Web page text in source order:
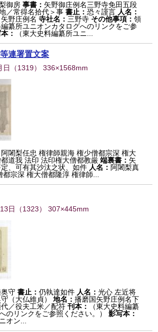
御房 事書： 矢野御庄例名三野寺免田五段
／常得名拾代＞事 書止：恐々謹言 人名：
矢野庄例名 寺社名： 三野寺 その他事項：領
編纂所ユニオンカタログへのリンクをご参
： （東大史料編纂所ユニ...
連署置文案
日 （1319） 336×1568mm
闍梨任忠 権律師親海 権少僧都宗深 権大
道我 法印 法印権大僧都教厳 端裏書： 矢
、可有其沙汰之状、如件 人名： 阿闍梨真
宗深 権大僧都隆淳 権律師...
日 （1323） 307×445mm
守 書止：仍執達如件 人名：光心 左近将
（大仏維貞）
地名：播磨国矢野庄例名下
／役夫工米／配符 刊本：
（東大史料編纂
のリンクをご参照ください。）
影写本：
オン...